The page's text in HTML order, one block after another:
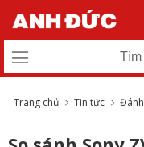
Trang chủ Tin tức